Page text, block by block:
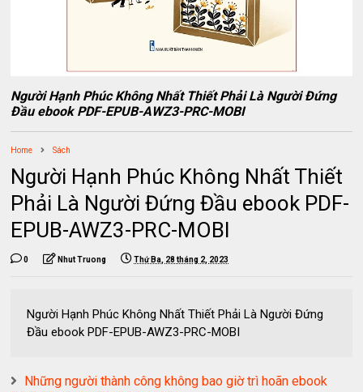
Người Hạnh Phúc Không Nhất Thiết Phải Là Người Đứng
Đầu ebook PDF-EPUB-AWZ3-PRC-MOBI
Home Sách
Người Hạnh Phúc Không Nhất Thiết
Phải Là Người Đứng Đầu ebook PDF-
EPUB-AWZ3-PRC-MOBI
0 Nhut Truong Thứ Ba, 28 tháng 2, 2023
Người Hạnh Phúc Không Nhất Thiết Phải Là Người Đứng
Đầu ebook PDF-EPUB-AWZ3-PRC-MOBI
Những người thành công không bao giờ trì hoãn ebook